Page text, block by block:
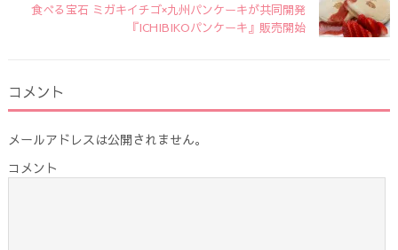
食べる宝石 ミガキイチゴ×九州パンケーキが共同開発
『ICHIBIKOパンケーキ』販売開始
コメント
メールアドレスは公開されません。
コメント